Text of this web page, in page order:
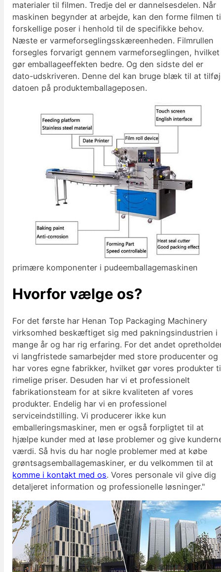
materialer til filmen. Tredje del er dannelsesdelen. Når
maskinen begynder at arbejde, kan den forme filmen
forskellige poser i henhold til de specifikke behov.
Næste er varmeforseglingsskæreenheden. Filmrullen
forsegles forvarigt gennem varmeforseglingen, hvilket
gør emballageeffekten bedre. Og den sidste del er
dato-udskriveren. Denne del kan bruge blæk til at
datoen på produktemballageposen.
primære komponenter i pudeemballagemaskinen
Hvorfor vælge os?
For det første har Henan Top Packaging Machinery
virksomhed beskæftiget sig med pakningsindustrien i
mange år og har rig erfaring. For det andet
vi langfristede samarbejder med store producenter og
har vores egne fabrikker, hvilket gør vores produkter
rimelige priser. Desuden har vi et professionelt
fabrikationsteam for at sikre kvaliteten af vores
produkter. Endelig har vi en professionel
serviceindstilling. Vi producerer ikke kun
emballeringsmaskiner, men er også forpligtet til at
hjælpe kunder med at løse problemer og give
værdi. Så hvis du har nogle problemer med at købe
grøntsagsemballagemaskiner, er du velkommen til at
komme i kontakt med os. Vores personale vil give dig
detaljeret information og professionelle løsninger."